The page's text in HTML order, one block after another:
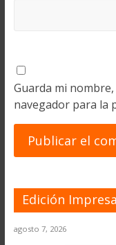
Guarda mi
navegador para la
Edición
agosto 7, 2026